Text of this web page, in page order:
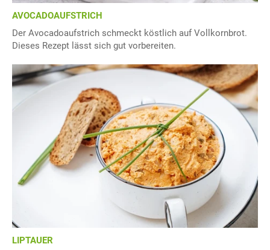
AVOCADOAUFSTRICH
Der Avocadoaufstrich schmeckt köstlich auf Vollkornbrot.
Dieses Rezept lässt sich gut vorbereiten.
LIPTAUER